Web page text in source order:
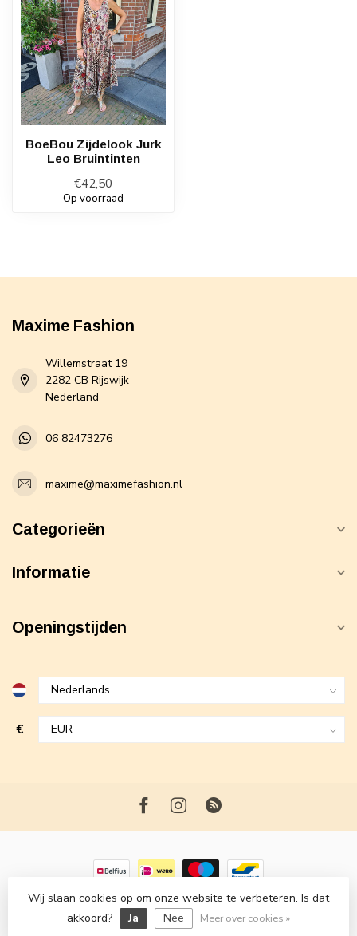
BoeBou Zijdelook Jurk
Leo Bruintinten
€42,50
Op voorraad
Maxime Fashion
Willemstraat 19
2282 CB Rijswijk
Nederland
06 82473276
maxime@maximefashion.nl
Categorieën
Informatie
Openingstijden
€
© Copyright 2026 Maxime Fashion- Powered byLightspeed-
Lightspeed design
Dyvelopment
Wij slaan cookies op om onze website te verbeteren. Is dat
akkoord?
Ja Nee Meer over cookies »